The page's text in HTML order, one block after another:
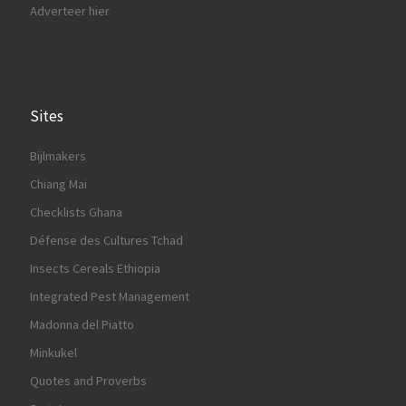
Adverteer hier
Sites
Bijlmakers
Chiang Mai
Checklists Ghana
Défense des Cultures Tchad
Insects Cereals Ethiopia
Integrated Pest Management
Madonna del Piatto
Minkukel
Quotes and Proverbs